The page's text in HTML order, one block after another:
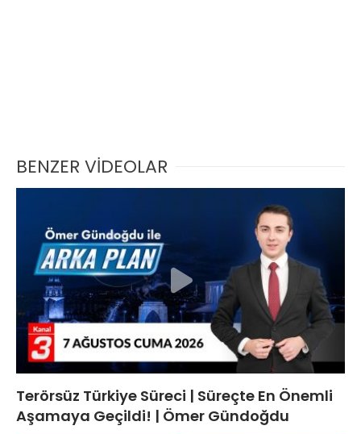
BENZER VİDEOLAR
Terörsüz Türkiye Süreci | Süreçte En Önemli
Aşamaya Geçildi! | Ömer Gündoğdu